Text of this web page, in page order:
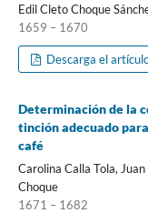
Edil Cleto Choque
1659 – 1670
Descarga el
Determinación de la
tinción adecuado
café
Carolina Calla Tola,
Choque
1671 – 1682